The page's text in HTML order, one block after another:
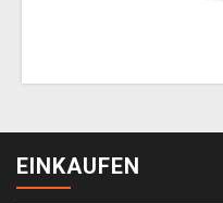
EINKAUFEN